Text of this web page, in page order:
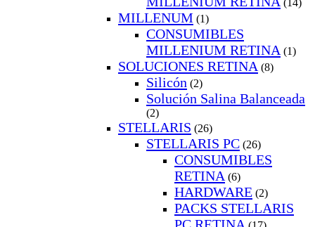
(14)
MILLENUM (1)
CONSUMIBLES
MILLENIUM RETINA (1)
SOLUCIONES RETINA (8)
Silicón (2)
Solución Salina Balanceada
(2)
STELLARIS (26)
STELLARIS PC (26)
CONSUMIBLES
RETINA (6)
HARDWARE (2)
PACKS STELLARIS